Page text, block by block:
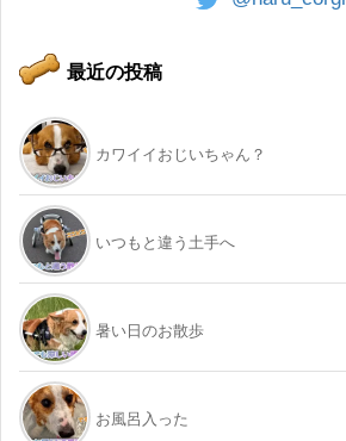
最近の投稿
カワイイおじいちゃん？
いつもと違う土手へ
暑い日のお散歩
お風呂入った